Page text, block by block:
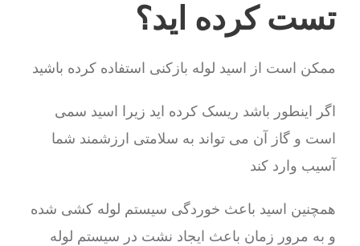
تست کرده اید؟
ممکن است از اسید لوله بازکنی استفاده کرده باشید
اگر اینطور باشد ریسک کرده اید زیرا اسید سمی
است و گاز آن می تواند به سلامتی ارزشمند شما
آسیب وارد کند
همچنین اسید باعث خوردگی سیستم لوله کشی شده
و به مرور زمان باعث ایجاد نشت در سیستم لوله